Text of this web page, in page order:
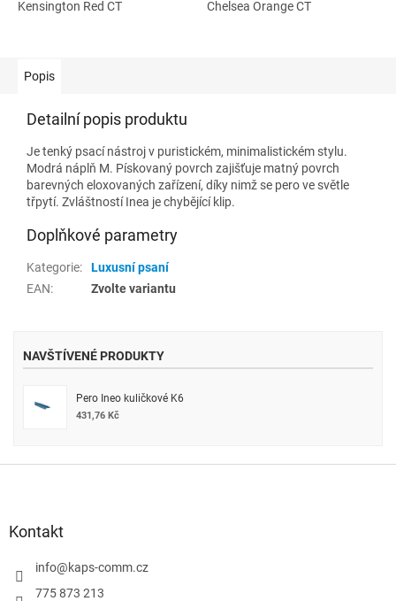
Kensington Red CT
Chelsea Orange CT
Popis
Detailní popis produktu
Je tenký psací nástroj v puristickém, minimalistickém stylu.
Modrá náplň M. Pískovaný povrch zajišťuje matný povrch
barevných eloxovaných zařízení, díky nimž se pero ve světle
třpytí. Zvláštností Inea je chybějící klip.
Doplňkové parametry
Kategorie:
Luxusní psaní
EAN: Zvolte variantu
NAVŠTÍVENÉ PRODUKTY
Pero Ineo kuličkové K6
431,76 Kč
Kontakt
info@kaps-comm.cz
775 873 213